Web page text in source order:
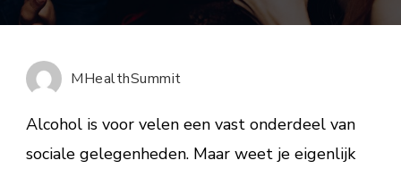
impact
MHealthSummit
Alcohol is voor velen een vast onderdeel van
sociale gelegenheden. Maar weet je eigenlijk